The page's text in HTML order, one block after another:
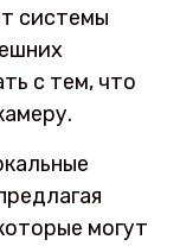
системы
с тем, что
могут